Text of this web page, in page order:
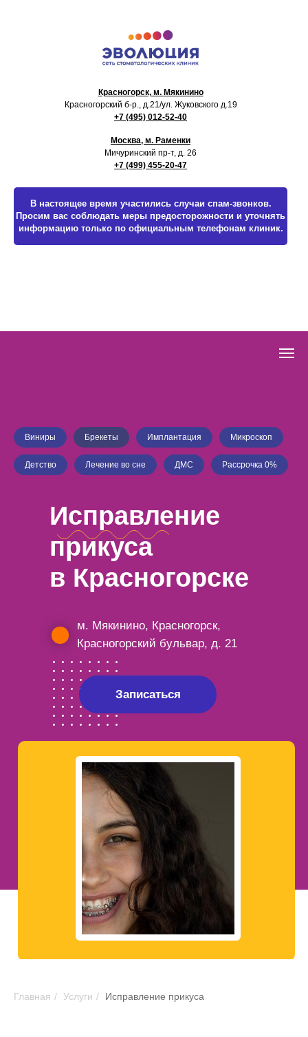
Красногорск, м. Мякинино
Красногорский б-р., д.21/ул. Жуковского д.19
+7 (495) 012-52-40
Москва, м. Раменки
Мичуринский пр-т, д. 26
+7 (499) 455-20-47
В настоящее время участились случаи спам-звонков.
Просим вас соблюдать меры предосторожности и уточнять
информацию только по официальным телефонам клиник.
Виниры Брекеты Имплантация Микроскоп
Детство Лечение во сне ДМС Рассрочка 0%
Исправление
прикуса
в Красногорске
м. Мякинино, Красногорск,
Красногорский бульвар, д. 21
Записаться
Главная / Услуги / Исправление прикуса